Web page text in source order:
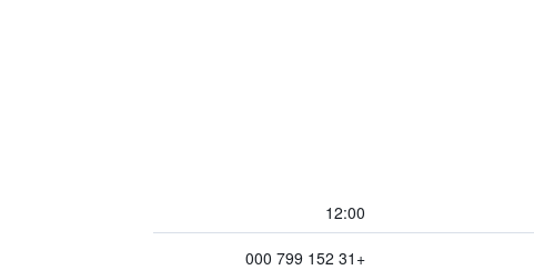
12:00
+31 152 799 000